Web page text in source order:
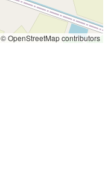
© OpenStreetMap contributors